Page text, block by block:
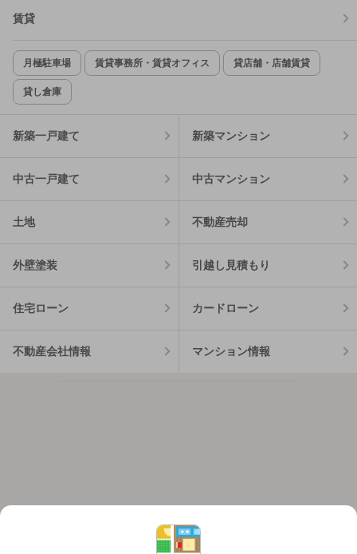
賃貸
月極駐車場 賃貸事務所・賃貸オフィス 貸店舗・店舗賃貸
貸し倉庫
新築一戸建て 新築マンション
中古一戸建て 中古マンション
土地 不動産売却
外壁塗装 引越し見積もり
住宅ローン カードローン
不動産会社情報 マンション情報